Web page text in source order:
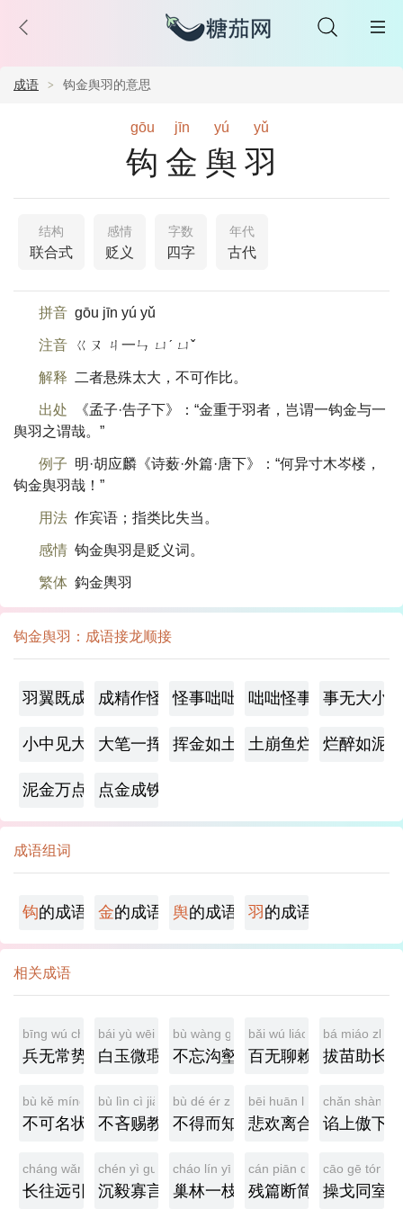
成语 钩金舆羽的意思
gōu jīn yú yǔ
钩金舆羽
结构
联合式
感情
贬义
字数
四字
年代
古代
拼音 gōu jīn yú yǔ
注音 ㄍㄡ ㄐ一ㄣ ㄩˊ ㄩˇ
解释 二者悬殊太大，不可作比。
出处
《孟子·告子下》：“金重于羽者，岂谓一钩金与一
舆羽之谓哉。”
例子 明·胡应麟《诗薮·外篇·唐下》：“何异寸木岑楼，
钩金舆羽哉！”
用法 作宾语；指类比失当。
感情 钩金舆羽是贬义词。
繁体 鈎金輿羽
钩金舆羽：成语接龙顺接
羽翼既成 成精作怪 怪事咄咄 咄咄怪事 事无大小
小中见大 大笔一挥 挥金如土 土崩鱼烂 烂醉如泥
泥金万点 点金成铁
成语组词
钩的成语 金的成语 舆的成语 羽 的成语
相关成语
bīng wú cháng shì
兵无常势
bái yù wēi xiá
白玉微瑕
bù wàng gōu hè
不忘沟壑
bǎi wú liáo lài
百无聊赖
bá miáo zhù
拔苗助长
bù kě míng zhuàng
不可名状
bù lìn cì jiào
不吝赐教
bù dé ér zhī
不得而知
bēi huān lí hé
悲欢离合
chǎn shàng
谄上傲下
cháng wǎng yuǎn yǐn
长往远引
chén yì guǎ yán
沉毅寡言
cháo lín yī zhī
巢林一枝
cán piān duàn jiǎn
残篇断简
cāo gē tóng
操戈同室